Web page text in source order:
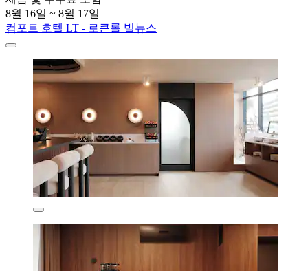
8월 16일 ~ 8월 17일
컴포트 호텔 LT - 로큰롤 빌뉴스